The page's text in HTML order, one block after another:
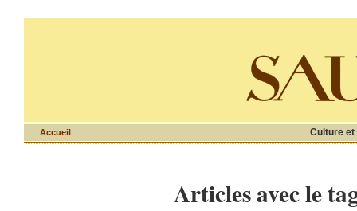
Culture et
Accueil
Articles avec le